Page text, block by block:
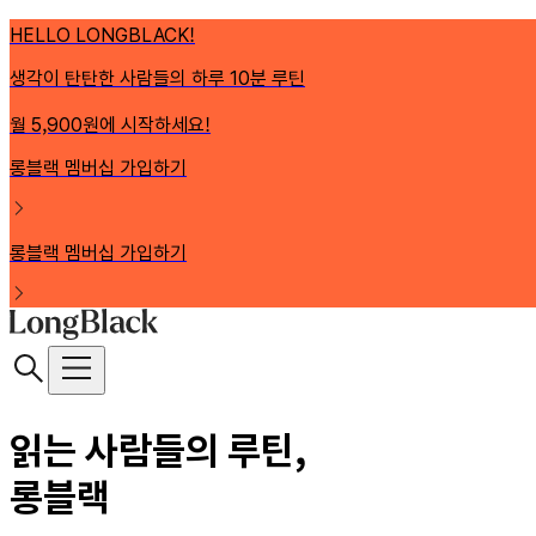
HELLO LONGBLACK!
생각이 탄탄한 사람들의 하루 10분 루틴
월 5,900원에 시작하세요!
롱블랙 멤버십 가입하기
롱블랙 멤버십 가입하기
읽는 사람들의 루틴,
롱블랙